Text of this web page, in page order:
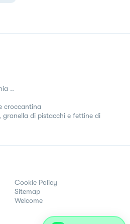
..
croccantina
granella di pistacchi e fettine di
Cookie Policy
Sitemap
Welcome